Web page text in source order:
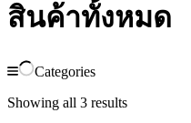
สินค้าทั้งหมด
Categories
Showing all 3 results